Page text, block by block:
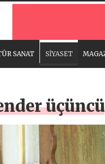
SANAT SİYASET